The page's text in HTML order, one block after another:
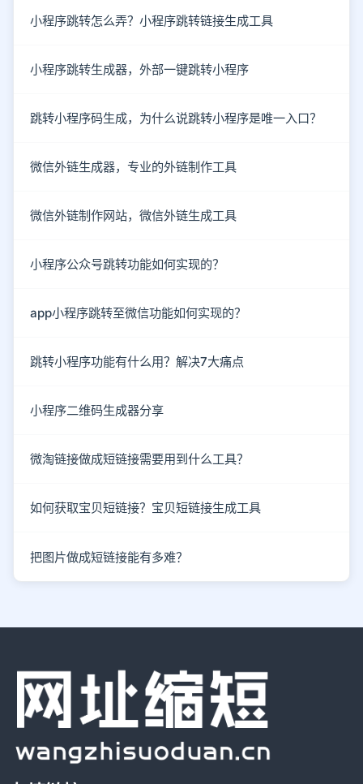
小程序跳转怎么弄？小程序跳转链接生成工具
小程序跳转生成器，外部一键跳转小程序
跳转小程序码生成，为什么说跳转小程序是唯一入口？
微信外链生成器，专业的外链制作工具
微信外链制作网站，微信外链生成工具
小程序公众号跳转功能如何实现的？
app小程序跳转至微信功能如何实现的？
跳转小程序功能有什么用？解决7大痛点
小程序二维码生成器分享
微淘链接做成短链接需要用到什么工具？
如何获取宝贝短链接？宝贝短链接生成工具
把图片做成短链接能有多难？